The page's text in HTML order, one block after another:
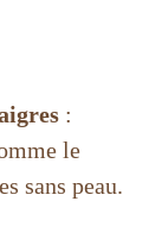
:
le
sans peau.